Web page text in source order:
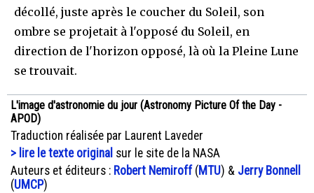
décollé, juste après le coucher du Soleil, son
ombre se projetait à l'opposé du Soleil, en
direction de l'horizon opposé, là où la Pleine Lune
se trouvait.
L'image d'astronomie du jour (Astronomy Picture Of the Day -
APOD)
Traduction réalisée par Laurent Laveder
> lire le texte original sur le site de la NASA
Auteurs et éditeurs : Robert Nemiroff(MTU) & Jerry Bonnell
(UMCP)